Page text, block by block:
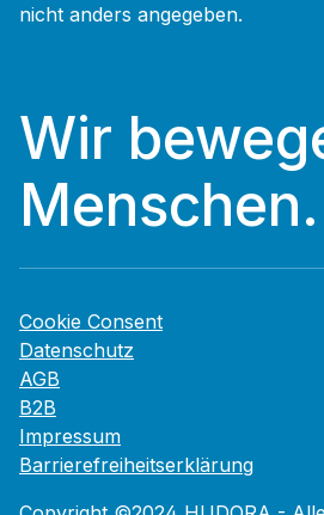
nicht anders angegeben.
Wir
Menschen.
Cookie Consent
Datenschutz
AGB
B2B
Impressum
Barrierefreiheitserklärung